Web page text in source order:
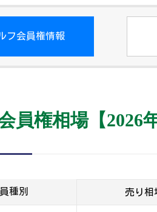
フ会員権情報
員権相場【2026
種別 売り相